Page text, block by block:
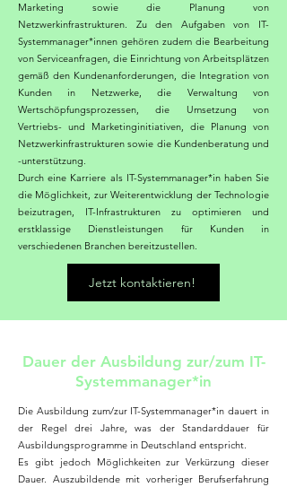
Marketing sowie die Planung von
Netzwerkinfrastrukturen. Zu den Aufgaben von IT-
Systemmanager*innen gehören zudem die Bearbeitung
von Serviceanfragen, die Einrichtung von Arbeitsplätzen
gemäß den Kundenanforderungen, die Integration von
Kunden in Netzwerke, die Verwaltung von
Wertschöpfungsprozessen, die Umsetzung von
Vertriebs- und Marketinginitiativen, die Planung von
Netzwerkinfrastrukturen sowie die Kundenberatung und
-unterstützung.
Durch eine Karriere als IT-Systemmanager*in haben Sie
die Möglichkeit, zur Weiterentwicklung der Technologie
beizutragen, IT-Infrastrukturen zu optimieren und
erstklassige Dienstleistungen für Kunden in
verschiedenen Branchen bereitzustellen.
Jetzt kontaktieren!
Dauer der Ausbildung zur/zum IT-
Systemmanager*in
Die Ausbildung zum/zur IT-Systemmanager*in dauert in
der Regel drei Jahre, was der Standarddauer für
Ausbildungsprogramme in Deutschland entspricht.
Es gibt jedoch Möglichkeiten zur Verkürzung dieser
Dauer. Auszubildende mit vorheriger Berufserfahrung